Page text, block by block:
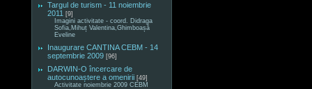
Targul de turism - 11 noiembrie
2011 [9]
Imagini activitate - coord. Didraga
Sofia,Mihuț Valentina,Ghimboașă
Eveline
Inaugurare CANTINA CEBM - 14
septembrie 2009 [96]
DARWIN-O încercare de
autocunoaștere a omenirii [49]
Activitate noiembrie 2009 CEBM